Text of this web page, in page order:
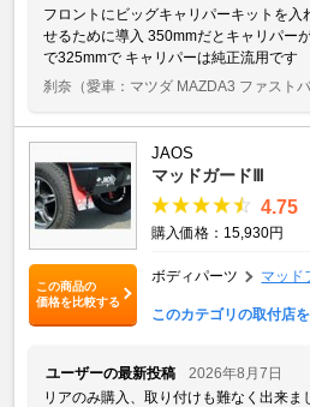
フロントにビッグキャリパーキットを入
せるために導入 350mmだとキャリパー
で325mmで キャリパーは純正流用です
刹奈 （愛車：マツダ MAZDA3 ファスト
この商品の
価格を比較する
JAOS
マッドガードⅢ
4.75
購入価格：15,930円
ボディパーツ マッド
このカテゴリの取付店
ユーザーの最新投稿
2026年8月7日
リアのみ購入、取り付けも難なく出来